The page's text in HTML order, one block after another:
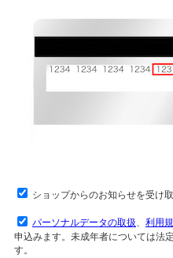
ショップからのお知らせを受け取
パーソナルデータの取扱、 利用
申込みます。未成年者については法
す。